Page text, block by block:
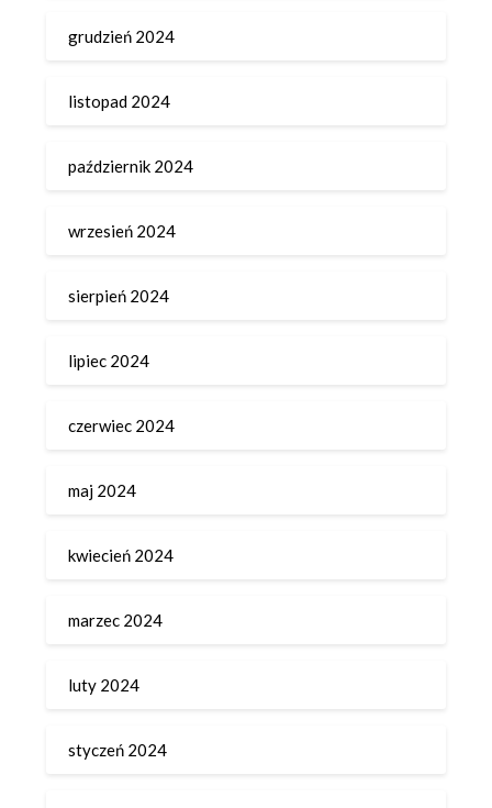
grudzień 2024
listopad 2024
październik 2024
wrzesień 2024
sierpień 2024
lipiec 2024
czerwiec 2024
maj 2024
kwiecień 2024
marzec 2024
luty 2024
styczeń 2024